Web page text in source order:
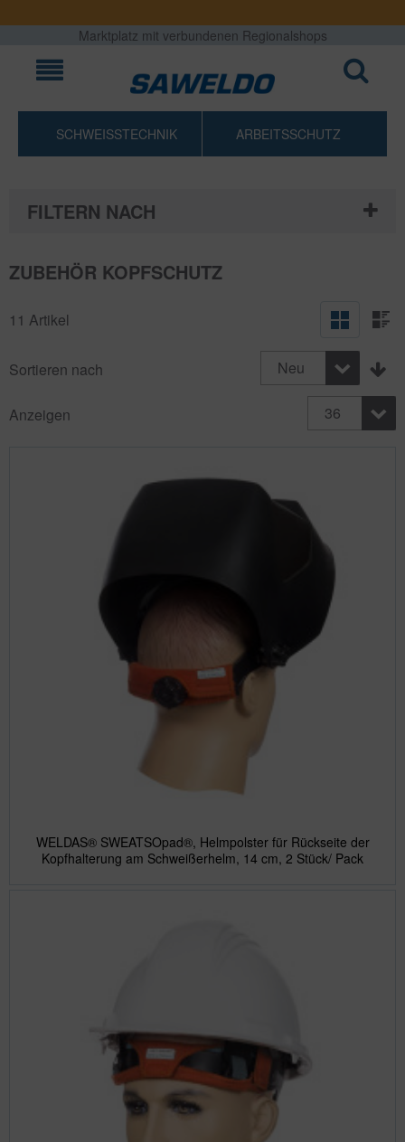
Marktplatz mit verbundenen Regionalshops
SCHWEISSTECHNIK ARBEITSSCHUTZ
ZUBEHÖR KOPFSCHUTZ
11 Artikel
Sortieren nach Neu
Anzeigen 36
WELDAS® SWEATSOpad®, Helmpolster für Rückseite der
Kopfhalterung am Schweißerhelm, 14 cm, 2 Stück/ Pack
FILTERN NACH